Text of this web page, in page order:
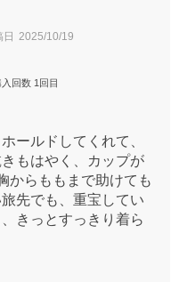
2025/10/19
入回数 1回目
ールドしてくれて、
もはやく、カップが
からももまで助けても
先でも、重宝してい
きっとすっきり着ら
しそうです。